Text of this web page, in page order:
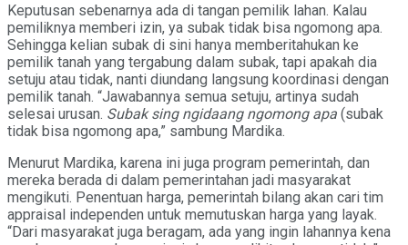
Keputusan sebenarnya ada di tangan pemilik lahan. Kalau
pemiliknya memberi izin, ya subak tidak bisa ngomong apa.
Sehingga kelian subak di sini hanya memberitahukan ke
pemilik tanah yang tergabung dalam subak, tapi apakah dia
setuju atau tidak, nanti diundang langsung koordinasi dengan
pemilik tanah. “Jawabannya semua setuju, artinya sudah
selesai urusan. Subak sing ngidaang ngomong apa (subak
tidak bisa ngomong apa,” sambung Mardika.
Menurut Mardika, karena ini juga program pemerintah, dan
mereka berada di dalam pemerintahan jadi masyarakat
mengikuti. Penentuan harga, pemerintah bilang akan cari tim
appraisal independen untuk memutuskan harga yang layak.
“Dari masyarakat juga beragam, ada yang ingin lahannya kena